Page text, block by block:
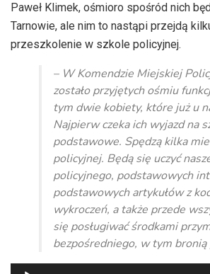
Paweł Klimek, ośmioro spośród nich
Tarnowie, ale nim to nastąpi przejdą
przeszkolenie w szkole policyjnej.
– W Komendzie Miejskiej
zostało przyjętych ośmiu
tym dwie kobiety, które już u
Najpierw czeka ich wyjazd na
podstawowe. Spędzą kilka
policyjnej. Będą się uczyć
policyjnego, podstawowych
podstawowych artykułów z
wykroczeń, a także przede
się posługiwać środkami
bezpośredniego, w tym bronią